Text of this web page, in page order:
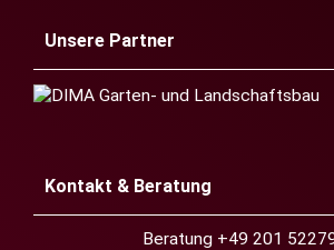
Unsere Partner
Kontakt & Beratung
Beratung +49 201